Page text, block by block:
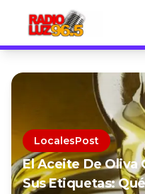
LocalesPost
El Aceite De Oliva
Sus Etiquetas: